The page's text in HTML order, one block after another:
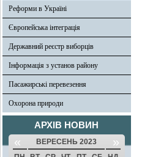
Реформи в Україні
Європейська інтеграція
Державний реєстр виборців
Інформація з установ району
Пасажирські перевезення
Охорона природи
АРХІВ НОВИН
« ВЕРЕСЕНЬ 2023 »